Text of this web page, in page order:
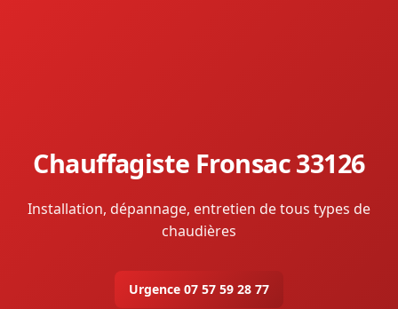
Chauffagiste Fronsac 33126
Installation, dépannage, entretien de tous types de
chaudières
Urgence 07 57 59 28 77